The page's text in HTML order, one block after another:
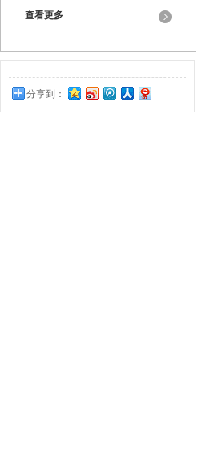
查看更多
分享到：